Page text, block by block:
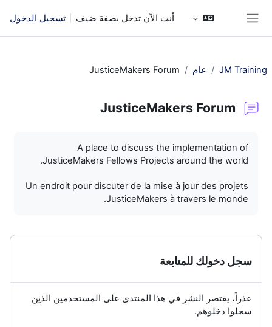
أنت الآن تدخل بصفة ضيف تسجيل الدخول
JM Training عام JusticeMakers Forum
JusticeMakers Forum
A place to discuss the implementation of
JusticeMakers Fellows Projects around the world.
Un endroit pour discuter de la mise à jour des projets
JusticeMakers à travers le monde.
سجل دخولك للمتابعة
عذراً، يقتصر النشر في هذا المنتدى على المستخدمين الذين
سجلوا دخلوهم.